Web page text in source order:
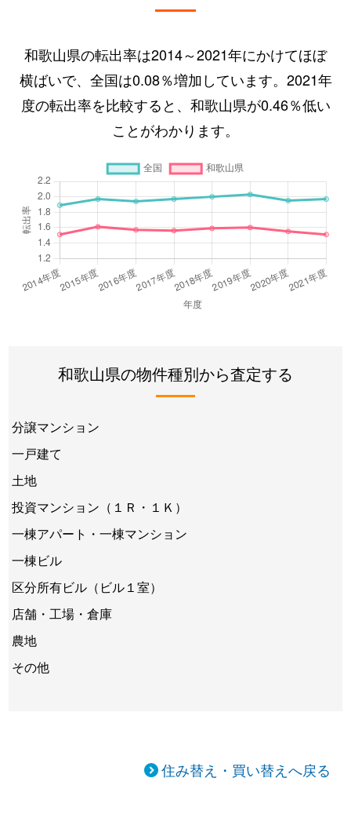
和歌山県の転出率は2014～2021年にかけてほぼ
横ばいで、全国は0.08％増加しています。2021年
度の転出率を比較すると、和歌山県が0.46％低い
ことがわかります。
和歌山県の物件種別から査定する
分譲マンション
一戸建て
土地
投資マンション（１Ｒ・１Ｋ）
一棟アパート・一棟マンション
一棟ビル
区分所有ビル（ビル１室）
店舗・工場・倉庫
農地
その他
住み替え・買い替えへ戻る